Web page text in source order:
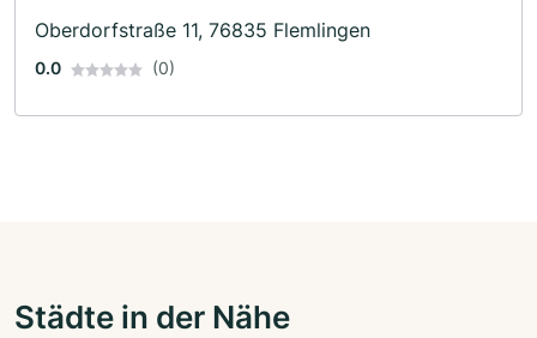
Oberdorfstraße 11, 76835 Flemlingen
0.0 (0)
Städte in der Nähe